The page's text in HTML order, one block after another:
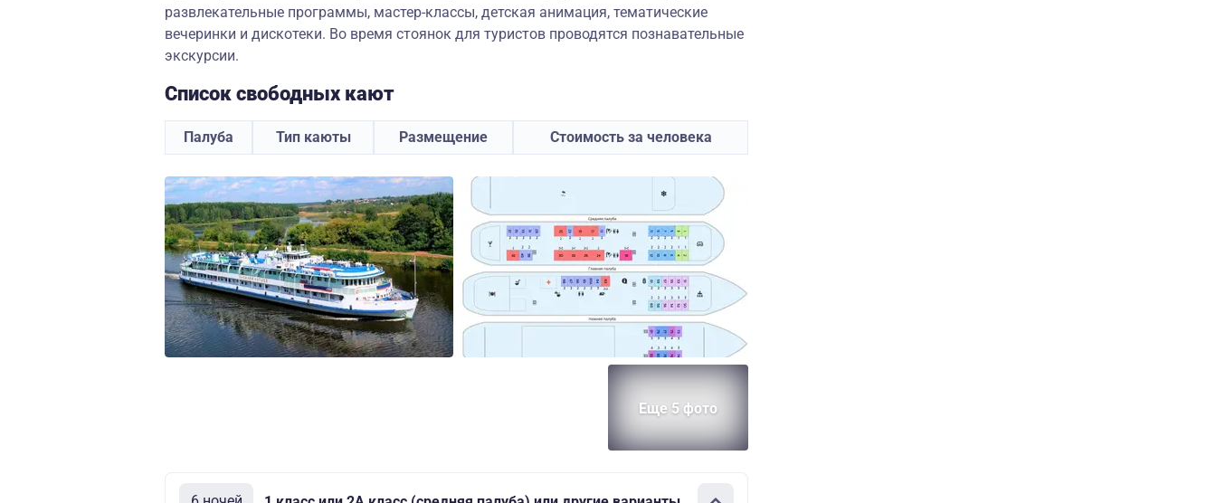
развлекательные программы, мастер-классы, детская анимация, тематические
вечеринки и дискотеки. Во время стоянок для туристов проводятся познавательные
экскурсии.
Список свободных кают
Палуба Тип каюты Размещение Стоимость за человека
Еще 5 фото